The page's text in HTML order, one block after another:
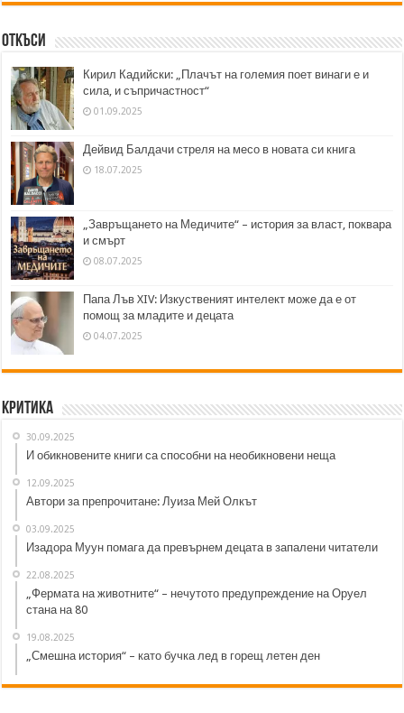
Откъси
Кирил Кадийски: „Плачът на големия поет винаги е и
сила, и съпричастност“
01.09.2025
Дейвид Балдачи стреля на месо в новата си книга
18.07.2025
„Завръщането на Медичите“ – история за власт, поквара
и смърт
08.07.2025
Папа Лъв XIV: Изкуственият интелект може да е от
помощ за младите и децата
04.07.2025
Критика
30.09.2025
И обикновените книги са способни на необикновени неща
12.09.2025
Автори за препрочитане: Луиза Мей Олкът
03.09.2025
Изадора Муун помага да превърнем децата в запалени читатели
22.08.2025
„Фермата на животните“ – нечутото предупреждение на Оруел
стана на 80
19.08.2025
„Смешна история“ – като бучка лед в горещ летен ден